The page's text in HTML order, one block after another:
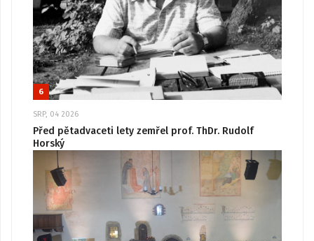
6
SRP, 04 2026
Před pětadvaceti lety zemřel prof. ThDr. Rudolf
Horský